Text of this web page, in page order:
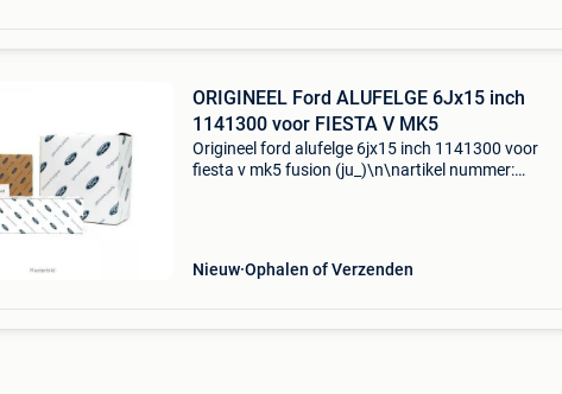
ORIGINEEL Ford ALUFELGE 6Jx15 inch
1141300 voor FIESTA V MK5
Origineel ford alufelge 6jx15 inch 1141300 voor
fiesta v mk5 fusion (ju_)\n\nartikel nummer:
Nieuw Ophalen of Verzenden